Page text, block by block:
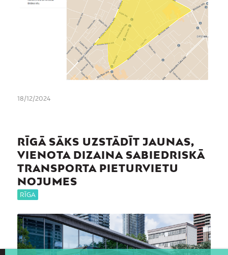
18/12/2024
RĪGĀ SĀKS UZSTĀDĪT JAUNAS,
VIENOTA DIZAINA SABIEDRISKĀ
TRANSPORTA PIETURVIETU
NOJUMES
RĪGA